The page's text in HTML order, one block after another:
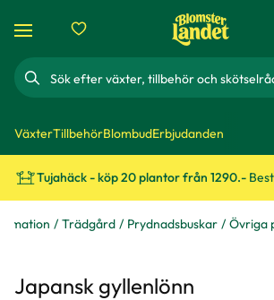
Sök
VäxterTillbehörBlombudErbjudanden
Tujahäck - köp 20 plantor från 1290.-
Trädgård Prydnadsbuskar Övriga
Japansk gyllenlönn